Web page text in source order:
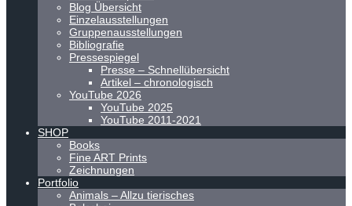
Blog Übersicht
Einzelausstellungen
Gruppenausstellungen
Bibliografie
Pressespiegel
Presse – Schnellübersicht
Artikel – chronologisch
YouTube 2026
YouTube 2025
YouTube 2011-2021
SHOP
Books
Fine ART Prints
Zeichnungen
Portfolio
Animals – Allzu tierisches